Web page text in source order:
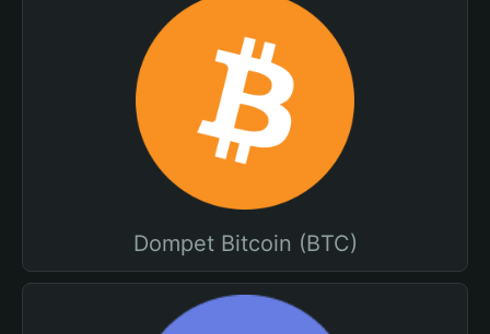
Dompet Bitcoin (BTC)